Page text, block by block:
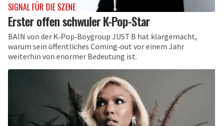
SIGNAL FÜR DIE SZENE
Erster offen schwuler K-Pop-Star
BAIN von der K‑Pop‑Boygroup JUST B hat klargemacht,
warum sein öffentliches Coming‑out vor einem Jahr
weiterhin von enormer Bedeutung ist.